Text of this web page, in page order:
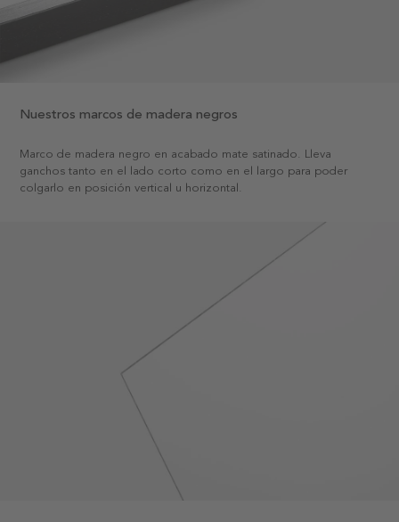
Nuestros marcos de madera negros
Marco de madera negro en acabado mate satinado. Lleva
ganchos tanto en el lado corto como en el largo para poder
colgarlo en posición vertical u horizontal.